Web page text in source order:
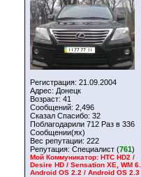
Регистрация: 21.09.2004
Адрес: Донецк
Возраст: 41
Сообщений: 2,496
Сказал Спасибо: 32
Поблагодарили 712 Раз в 336
Сообщении(ях)
Вес репутации: 222
Репутация: Специалист (761)
Мой Коммуникатор: HTC HD2 /
Desire HD / Sensation XE, WM
Android OS 2.2 / Android OS 2.3